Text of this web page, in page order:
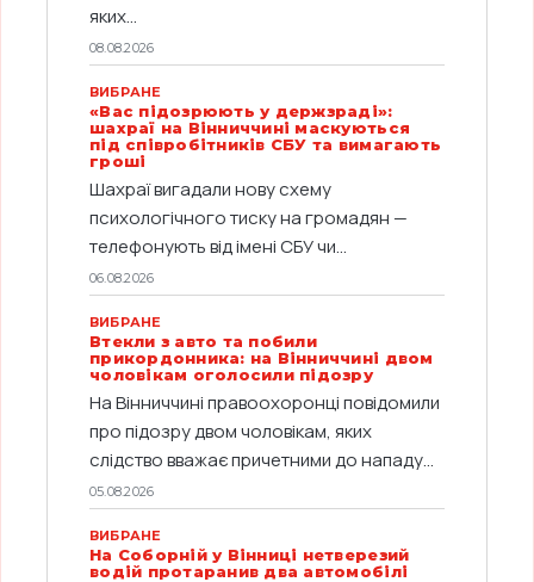
яких...
08.08.2026
ВИБРАНЕ
«Вас підозрюють у держзраді»:
шахраї на Вінниччині маскуються
під співробітників СБУ та вимагають
гроші
Шахраї вигадали нову схему
психологічного тиску на громадян —
телефонують від імені СБУ чи...
06.08.2026
ВИБРАНЕ
Втекли з авто та побили
прикордонника: на Вінниччині двом
чоловікам оголосили підозру
На Вінниччині правоохоронці повідомили
про підозру двом чоловікам, яких
слідство вважає причетними до нападу...
05.08.2026
ВИБРАНЕ
На Соборній у Вінниці нетверезий
водій протаранив два автомобілі